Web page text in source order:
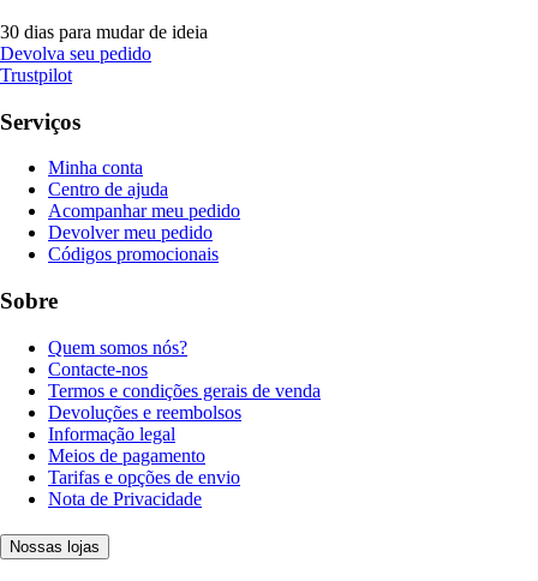
30 dias para mudar de ideia
Devolva seu pedido
Trustpilot
Serviços
Minha conta
Centro de ajuda
Acompanhar meu pedido
Devolver meu pedido
Códigos promocionais
Sobre
Quem somos nós?
Contacte-nos
Termos e condições gerais de venda
Devoluções e reembolsos
Informação legal
Meios de pagamento
Tarifas e opções de envio
Nota de Privacidade
Nossas lojas